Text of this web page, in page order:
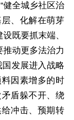
健全城乡社区治
、化解在萌芽
既要抓末端、
推动更多法治力
发展进入战略
因素增多的时
盾躲不开、绕
冲击、预期转